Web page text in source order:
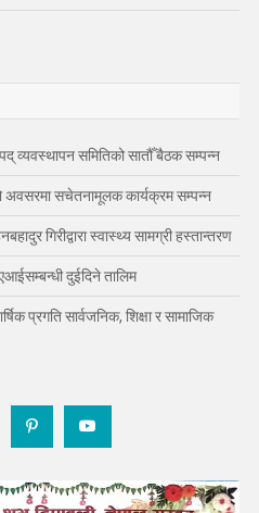
व्यवस्थापन समितिको सातौँ बैठक सम्पन्न
अवसरमा सचेतनामूलक कार्यक्रम सम्पन्न
गिरीद्वारा स्वास्थ्य सामग्री हस्तान्तरण
दुईदिने तालिम
प्रगति सार्वजनिक, शिक्षा र सामाजिक